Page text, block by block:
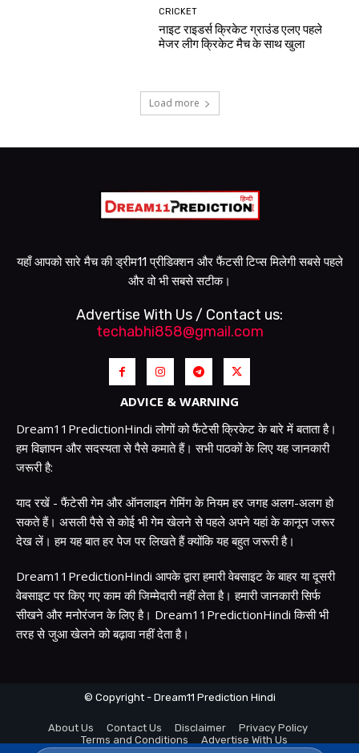
CRICKET
नाइट राइडर्स क्रिकेट ग्राउंड एलए पहले
मेजर लीग क्रिकेट मैच के साथ खुला
Load more
यहाँ आपको सारे मैच की ड्रीम11 प्रीडिक्शन और फैंटसी टिप्स मिलेगी सबसे पहले
और वो भी सबसे सटीक।
Advertise With Us / Contact us:
techabhi858@gmail.com
ADVICE & WARNING
Dream11PredictionHindi लोगों को फैंटेसी क्रिकेट के बारे में बताता है।
हम विज्ञापन और सदस्यता से पैसे कमाते हैं। सभी पाठकों के लिए यह जानकारी
जरूरी है:
याद रखें - फैंटेसी गेम और ऑनलाइन गेमिंग के नियम हर जगह अलग-अलग हो
सकते हैं। असली पैसे से कोई भी गेम खेलने से पहले अपने यहां के कानून जरूर
देख लें। हम यह बात हर पेज पर लिखते हैं क्योंकि यह बहुत जरूरी है।
Dream11PredictionHindi आपके द्वारा हमारी वेबसाइट के बाहर या दूसरी
वेबसाइट पर किए गए काम की जिम्मेदारी नहीं लेता है। हमारी जानकारी सिर्फ
सीखने और मनोरंजन के लिए है। Dream11PredictionHindi किसी भी
तरह से जुआ खेलने को बढ़ावा नहीं देता है।
© Copyright - Dream11 Prediction Hindi
About Us Contact Us Disclaimer
Privacy Policy
Terms and Conditions
Advertise With Us